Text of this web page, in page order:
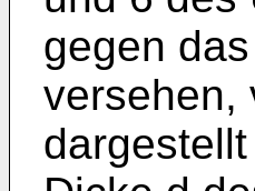
gegen
versehen,